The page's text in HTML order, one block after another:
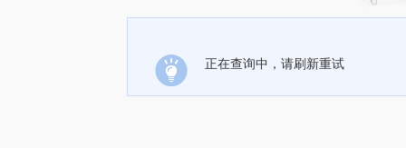
正在查询中，请刷新重试